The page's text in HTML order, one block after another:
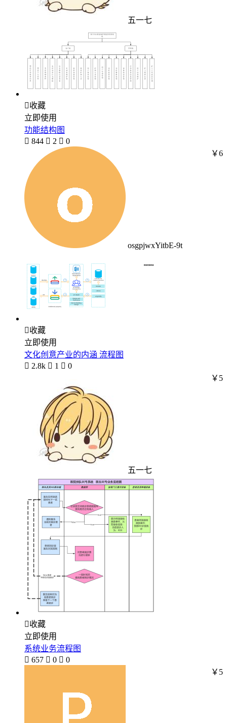
五一七
收藏
立即使用
功能结构图
 844  2  0
osgpjwxYitbE-9t
￥6
收藏
立即使用
文化创意产业的内涵 流程图
 2.8k  1  0
五一七
￥5
收藏
立即使用
系统业务流程图
 657  0  0
￥5